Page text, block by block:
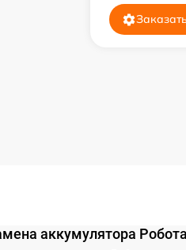
аккумулятора